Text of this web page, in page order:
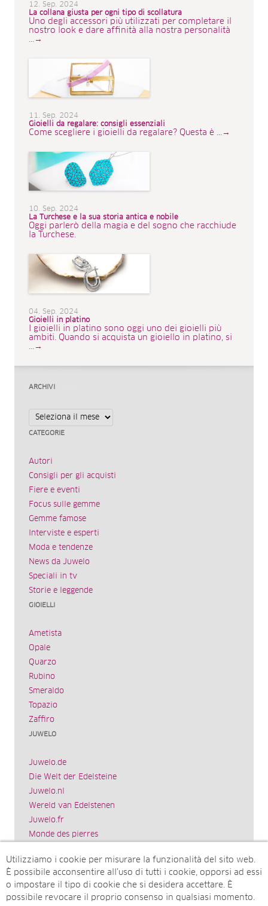
12. Sep. 2024
La collana giusta per ogni tipo di scollatura
Uno degli accessori più utilizzati per completare il
nostro look e dare affinità alla nostra personalità
...→
11. Sep. 2024
Gioielli da regalare: consigli essenziali
Come scegliere i gioielli da regalare? Questa è ...→
10. Sep. 2024
La Turchese e la sua storia antica e nobile
Oggi parlerò della magia e del sogno che racchiude
la Turchese.
04. Sep. 2024
Gioielli in platino
I gioielli in platino sono oggi uno dei gioielli più
ambiti. Quando si acquista un gioiello in platino, si
...→
ARCHIVI
Archivi
CATEGORIE
Autori
Consigli per gli acquisti
Fiere e eventi
Focus sulle gemme
Gemme famose
Interviste e esperti
Moda e tendenze
News da Juwelo
Speciali in tv
Storie e leggende
GIOIELLI
Ametista
Opale
Quarzo
Rubino
Smeraldo
Topazio
Zaffiro
JUWELO
Juwelo.de
Die Welt der Edelsteine
Juwelo.nl
Wereld van Edelstenen
Juwelo.fr
Monde des pierres
El mundo de las piedras preciosas
Rocks & Co.
Utilizziamo i cookie per misurare la funzionalità del sito web.
È possibile acconsentire all’uso di tutti i cookie, opporsi ad essi
o impostare il tipo di cookie che si desidera accettare. È
possibile revocare il proprio consenso in qualsiasi momento.